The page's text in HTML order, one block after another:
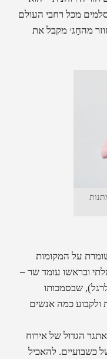
מכל רחבי העולם
מהחַג׳ מקבל את
על המקומות
ובראשו עומד שר –
שבסמכותו
כמה אנשים
הגדול של אירוח
כשבועיים. להאכיל